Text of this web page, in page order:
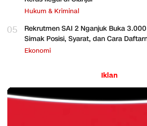
Hukum & Kriminal
05
Rekrutmen SAI 2 Nganjuk Buka
Simak Posisi, Syarat, dan Cara
Ekonomi
Iklan